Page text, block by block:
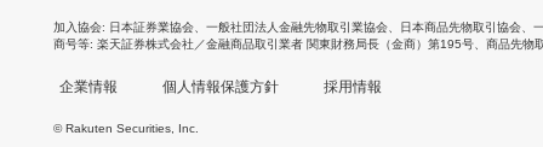
加入協会 日本証券業協会 一般社団法人金融先物取引業協会 日本商品先物取引協会
商号等 楽天証券株式会社／金融商品取引業者 関東財務局長（金商）第195号、商品先物
企業情報 個人情報保護方針 採用情報
© Rakuten Securities, Inc.